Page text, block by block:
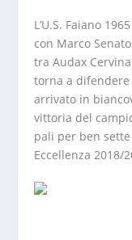
L’U.S. Faiano
con Marco
tra Audax
torna a difendere
arrivato in
vittoria del
pali per ben
Eccellenza 2018/